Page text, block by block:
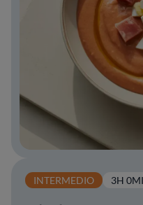
INTERMEDIO 3H